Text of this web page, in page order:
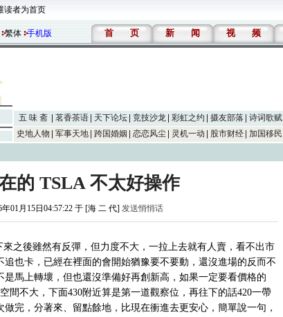
读者为首页
繁体 手机版 首 页 新 闻 视 频
五 味 斋 茗香茶语 天下论坛 竞技沙龙 彩虹之约 摄友部落 诗词歌赋
史地人物
军事天地 跨国婚姻 恋恋风尘 灵机一动 股市财经 加国移民
的 TSLA 不太好操作
年01月15日04:57:22 于 [海 二 代] 发送悄悄话
之後雖然有反彈，但力度不大，一拉上去就有人賣，看不出市
也卡，已經在裡面的會開始猶豫要不要動，還沒進場的反而不
馬上轉壞，但也還沒準備好再創新高，如果一定要看價格的
間不大，下面430附近算是第一道觀察位，再往下的話420一帶
完，分著來、留點餘地，比現在衝進去更安心，簡單說一句，